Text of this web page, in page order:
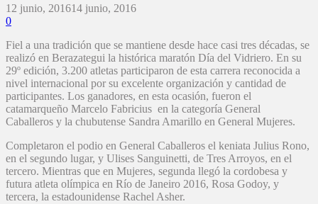
12 junio, 201614 junio, 2016
0
Fiel a una tradición que se mantiene desde hace casi tres décadas, se
realizó en Berazategui la histórica maratón Día del Vidriero. En su
29º edición, 3.200 atletas participaron de esta carrera reconocida a
nivel internacional por su excelente organización y cantidad de
participantes. Los ganadores, en esta ocasión, fueron el
catamarqueño Marcelo Fabricius en la categoría General
Caballeros y la chubutense Sandra Amarillo en General Mujeres.
Completaron el podio en General Caballeros el keniata Julius Rono,
en el segundo lugar, y Ulises Sanguinetti, de Tres Arroyos, en el
tercero. Mientras que en Mujeres, segunda llegó la cordobesa y
futura atleta olímpica en Río de Janeiro 2016, Rosa Godoy, y
tercera, la estadounidense Rachel Asher.